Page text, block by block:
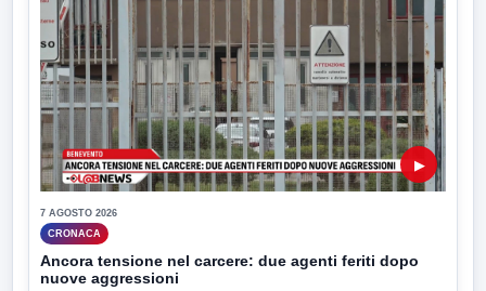
▶
7 AGOSTO 2026
CRONACA
Ancora tensione nel carcere: due agenti feriti dopo
nuove aggressioni